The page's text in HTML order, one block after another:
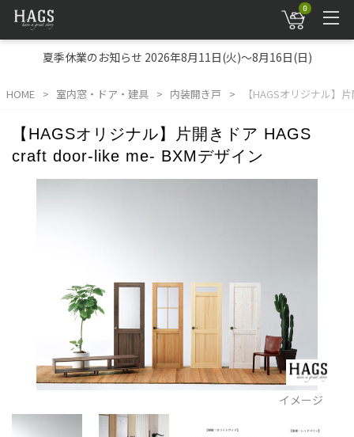
0
夏季休業のお知らせ 2026年8月11日(火)～8月16日(日)
HOME 室内窓・ドア・建具 内装開き戸 【HAGSオリジナル】
【HAGSオリジナル】片開きドア HAGS
craft door-like me- BXMデザイン
イメージ